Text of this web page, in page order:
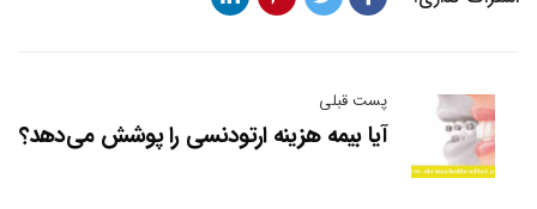
پست قبلی
آیا بیمه هزینه ارتودنسی را پوشش می‌دهد؟